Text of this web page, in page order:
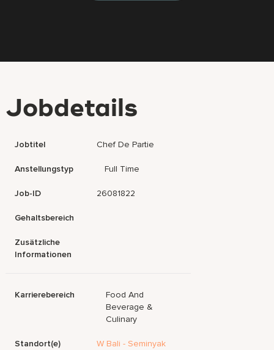
Jobdetails
Jobtitel Chef De Partie
Anstellungstyp Full Time
Job-ID 26081822
Gehaltsbereich
Zusätzliche
Informationen
Karrierebereich
Food And
Beverage &
Culinary
Standort(e) W Bali - Seminyak